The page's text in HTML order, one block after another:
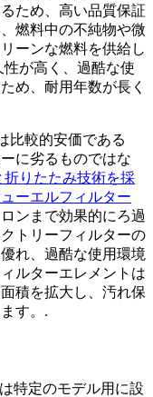
ため、高い品質保証
燃料中の不純物や微
ーンな燃料を供給し
が高く、過酷な使
め、耐用年数が長く
比較的安価である
に劣るものではな
りたたみ技術を採
ーエルフィルター
ンまで効果的にろ過
トリーフィルターの
れ、過酷な使用環境
ルターエレメントは
積を拡大し、汚れ保
す。.
特定のモデル用に設